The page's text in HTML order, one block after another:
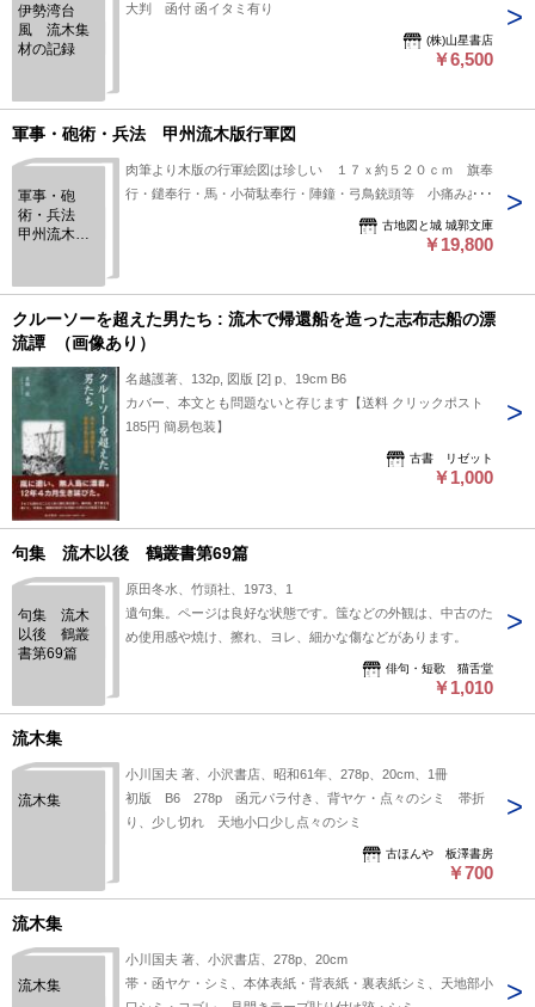
伊勢湾台
風 流木集
材の記録
大判 函付 函イタミ有り
(株)山星書店
￥6,500
軍事・砲術・兵法 甲州流木版行軍図
軍事・砲
術・兵法
甲州流木版
肉筆より木版の行軍絵図は珍しい １７ｘ約５２０ｃｍ 旗奉
行・鑓奉行・馬・小荷駄奉行・陣鐘・弓鳥銃頭等 小痛みあり
古地図と城 城郭文庫
￥19,800
クルーソーを超えた男たち : 流木で帰還船を造った志布志船の漂
流譚 （画像あり）
名越護著、132p, 図版 [2] p、19cm B6
カバー、本文とも問題ないと存じます【送料 クリックポスト
185円 簡易包装】
古書 リゼット
￥1,000
句集 流木以後 鶴叢書第69篇
句集 流木
以後 鶴叢
書第69篇
原田冬水、竹頭社、1973、1
遺句集。ページは良好な状態です。筺などの外観は、中古のた
め使用感や焼け、擦れ、ヨレ、細かな傷などがあります。
俳句・短歌 猫舌堂
￥1,010
流木集
流木集
小川国夫 著、小沢書店、昭和61年、278p、20cm、1冊
初版 B6 278p 函元パラ付き、背ヤケ・点々のシミ 帯折
り、少し切れ 天地小口少し点々のシミ
古ほんや 板澤書房
￥700
流木集
流木集
小川国夫 著、小沢書店、278p、20cm
帯・函ヤケ・シミ、本体表紙・背表紙・裏表紙シミ、天地部小